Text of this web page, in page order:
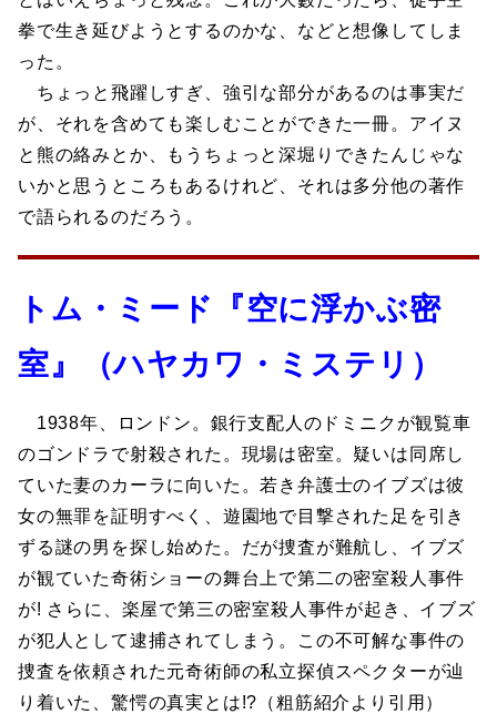
拳で生き延びようとするのかな、などと想像してしま
った。
ちょっと飛躍しすぎ、強引な部分があるのは事実だ
が、それを含めても楽しむことができた一冊。アイヌ
と熊の絡みとか、もうちょっと深堀りできたんじゃな
いかと思うところもあるけれど、それは多分他の著作
で語られるのだろう。
トム・ミード『空に浮かぶ密
室』（ハヤカワ・ミステリ）
1938年、ロンドン。銀行支配人のドミニクが観覧車
のゴンドラで射殺された。現場は密室。疑いは同席し
ていた妻のカーラに向いた。若き弁護士のイブズは彼
女の無罪を証明すべく、遊園地で目撃された足を引き
ずる謎の男を探し始めた。だが捜査が難航し、イブズ
が観ていた奇術ショーの舞台上で第二の密室殺人事件
が! さらに、楽屋で第三の密室殺人事件が起き、イブズ
が犯人として逮捕されてしまう。この不可解な事件の
捜査を依頼された元奇術師の私立探偵スペクターが辿
り着いた、驚愕の真実とは!?（粗筋紹介より引用）